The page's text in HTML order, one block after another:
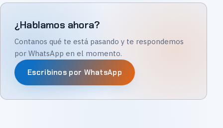
¿Hablamos ahora?
Contanos qué te está pasando y te respondemos
por WhatsApp en el momento.
Escribinos por WhatsApp